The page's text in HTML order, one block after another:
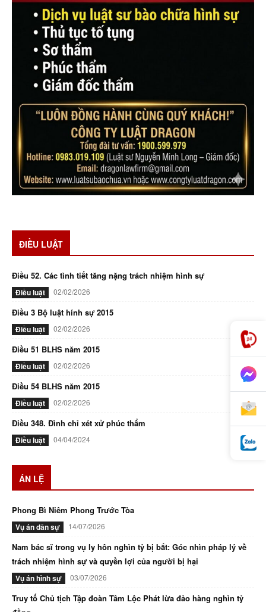
ĐIỀU LUẬT
Điều 52. Các tình tiết tăng nặng trách nhiệm hình sự
Điều luật 02/02/2026
Điều 3 Bộ luật hính sự 2015
Điều luật 02/02/2026
Điều 51 BLHS năm 2015
Điều luật 02/02/2026
Điều 54 BLHS năm 2015
Điều luật 02/02/2026
Điều 348. Đình chỉ xét xử phúc thẩm
Điều luật 04/04/2024
ÁN LỆ
Phong Bì Niêm Phong Trước Tòa
Vụ án dân sự 14/07/2026
Nam bác sĩ trong vụ ly hôn nghìn tỷ bị bắt: Góc nhìn pháp lý về
trách nhiệm hình sự và quyền lợi của người bị hại
Vụ án hình sự 03/07/2026
Truy tố Chủ tịch Tập đoàn Tâm Lộc Phát lừa đảo hàng nghìn tỷ